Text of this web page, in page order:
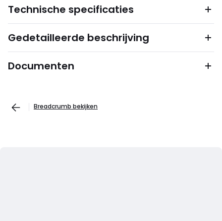
Technische specificaties
Gedetailleerde beschrijving
Documenten
Breadcrumb bekijken